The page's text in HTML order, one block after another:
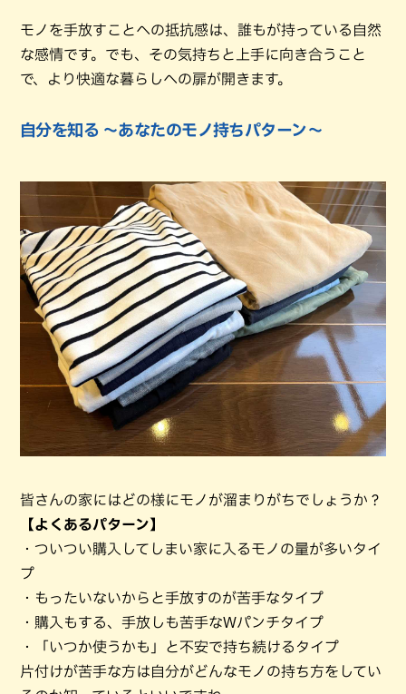
モノを手放すことへの抵抗感は、誰もが持っている自然
な感情です。でも、その気持ちと上手に向き合うこと
で、より快適な暮らしへの扉が開きます。
自分を知る ～あなたのモノ持ちパターン～
皆さんの家にはどの様にモノが溜まりがちでしょうか？
【よくあるパターン】
・ついつい購入してしまい家に入るモノの量が多いタイ
プ
・もったいないからと手放すのが苦手なタイプ
・購入もする、手放しも苦手なWパンチタイプ
・「いつか使うかも」と不安で持ち続けるタイプ
片付けが苦手な方は自分がどんなモノの持ち方をしてい